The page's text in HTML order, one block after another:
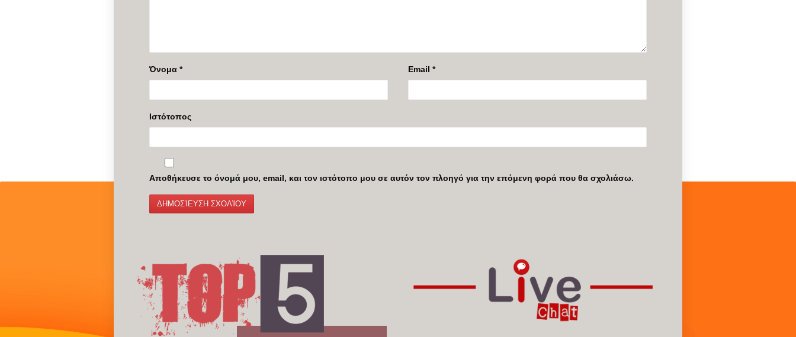
Όνομα * Email *
Ιστότοπος
Αποθήκευσε το όνομά μου, email, και τον ιστότοπο μου σε αυτόν τον πλοηγό για την επόμενη φορά που θα σχολιάσω.